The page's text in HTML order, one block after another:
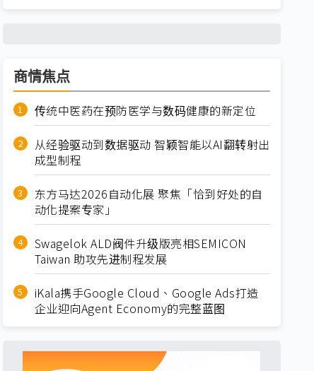
商情焦点
传统中医药在预防医学与数码健康的新定位
从经验驱动到数据驱动 智颖智能以AI翻转射出
成型制程
东方马达2026自动化展 聚焦「恰到好处的自
动化提案专家」
Swagelok ALD阀件升级版亮相SEMICON
Taiwan 助攻先进制程发展
iKala携手Google Cloud、Google Ads打造
企业迎向Agent Economy的完整蓝图